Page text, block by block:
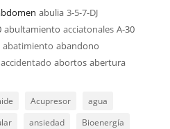
abulia 3-5-7-DJ
abultamiento acciatonales A-30
abatimiento abandono
accidentado abortos abertura
Acupresor
agua
ansiedad
Bioenergía